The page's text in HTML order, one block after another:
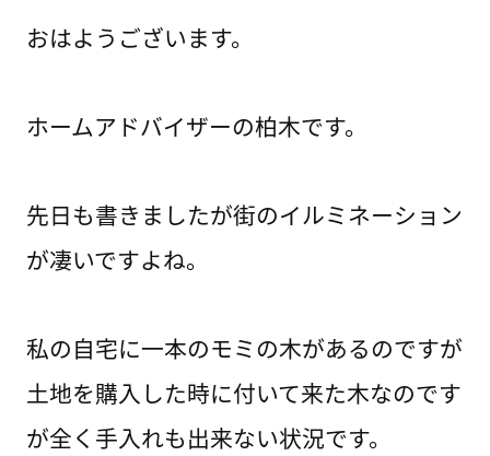
おはようございます。
ホームアドバイザーの柏木です。
先日も書きましたが街のイルミネーション
が凄いですよね。
私の自宅に一本のモミの木があるのですが
土地を購入した時に付いて来た木なのです
が全く手入れも出来ない状況です。